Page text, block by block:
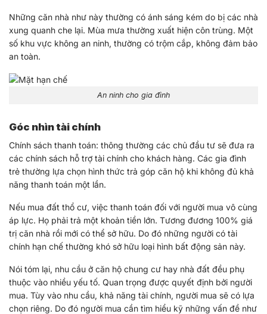
Những căn nhà như này thường có ánh sáng kém do bị các nhà
xung quanh che lại. Mùa mưa thường xuất hiện côn trùng. Một
số khu vực không an ninh, thường có trộm cắp, không đảm bảo
an toàn.
An ninh cho gia đình
Góc nhìn tài chính
Chính sách thanh toán: thông thường các chủ đầu tư sẽ đưa ra
các chính sách hỗ trợ tài chính cho khách hàng. Các gia đình
trẻ thường lựa chọn hình thức trả góp căn hộ khi không đủ khả
năng thanh toán một lần.
Nếu mua đất thổ cư, việc thanh toán đối với người mua vô cùng
áp lực. Họ phải trả một khoản tiền lớn. Tương đương 100% giá
trị căn nhà rồi mới có thể sở hữu. Do đó những người có tài
chính hạn chế thường khó sở hữu loại hình bất động sản này.
Nói tóm lại, nhu cầu ở căn hộ chung cư hay nhà đất đều phụ
thuộc vào nhiều yếu tố. Quan trọng được quyết định bởi người
mua. Tùy vào nhu cầu, khả năng tài chính, người mua sẽ có lựa
chọn riêng. Do đó người mua cần tìm hiểu kỹ những vấn đề như